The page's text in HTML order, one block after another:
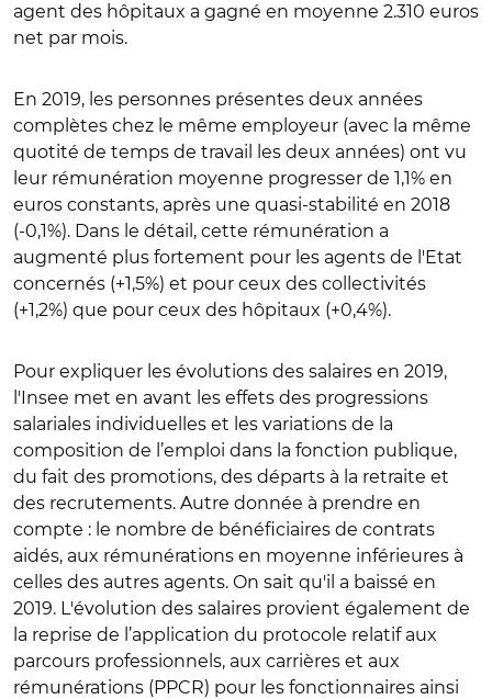
agent des hôpitaux a gagné en moyenne 2.310 euros
net par mois.
En 2019, les personnes présentes deux années
complètes chez le même employeur (avec la même
quotité de temps de travail les deux années) ont vu
leur rémunération moyenne progresser de 1,1% en
euros constants, après une quasi-stabilité en 2018
(-0,1%). Dans le détail, cette rémunération a
augmenté plus fortement pour les agents de l'Etat
concernés (+1,5%) et pour ceux des collectivités
(+1,2%) que pour ceux des hôpitaux (+0,4%).
Pour expliquer les évolutions des salaires en 2019,
l'Insee met en avant les effets des progressions
salariales individuelles et les variations de la
composition de l’emploi dans la fonction publique,
du fait des promotions, des départs à la retraite et
des recrutements. Autre donnée à prendre en
compte : le nombre de bénéficiaires de contrats
aidés, aux rémunérations en moyenne inférieures à
celles des autres agents. On sait qu'il a baissé en
2019. L'évolution des salaires provient également de
la reprise de l’application du protocole relatif aux
parcours professionnels, aux carrières et aux
rémunérations (PPCR) pour les fonctionnaires ainsi